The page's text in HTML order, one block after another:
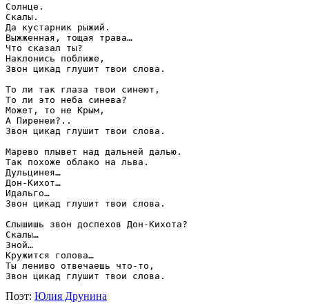
Солнце.
Скалы.
Да кустарник рыжий.
Выжженная, тощая трава…
Что сказал ты?
Наклонись поближе,
Звон цикад глушит твои слова.
То ли так глаза твои синеют,
То ли это неба синева?
Может, то не Крым,
А Пиренеи?..
Звон цикад глушит твои слова.
Марево плывет над дальней далью.
Так похоже облако на льва.
Дульцинея…
Дон-Кихот…
Идальго…
Звон цикад глушит твои слова.
Слышишь звон доспехов Дон-Кихота?
Скалы…
Зной…
Кружится голова…
Ты лениво отвечаешь что-то,
Звон цикад глушит твои слова.
Поэт: Юлия Друнина